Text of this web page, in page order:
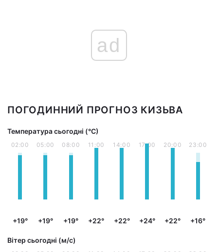
ad
ПОГОДИННИЙ ПРОГНОЗ КИЗЬВА
Температура сьогодні (°С)
02:00
+19°
05:00
+19°
08:00
+19°
11:00
+22°
14:00
+22°
17:00
+24°
20:00
+22°
23:00
+16°
Вітер сьогодні (м/с)